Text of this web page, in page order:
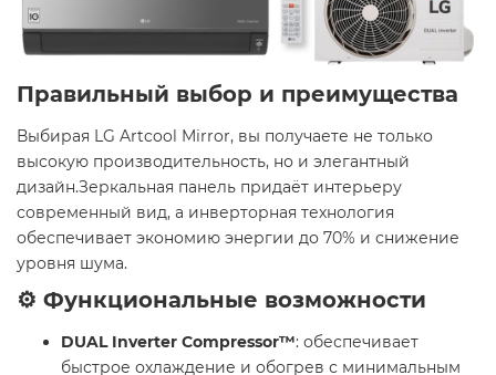
Правильный выбор и преимущества
Выбирая LG Artcool Mirror, вы получаете не только
высокую производительность, но и элегантный
дизайн.Зеркальная панель придаёт интерьеру
современный вид, а инверторная технология
обеспечивает экономию энергии до 70% и снижение
уровня шума. ​
⚙️ Функциональные возможности
DUAL Inverter Compressor™: обеспечивает
быстрое охлаждение и обогрев с минимальным